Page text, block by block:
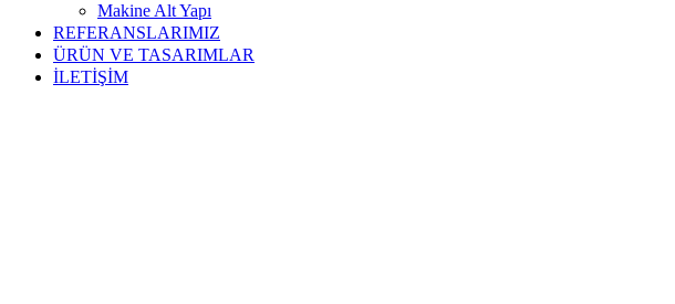
Makine Alt Yapı
REFERANSLARIMIZ
ÜRÜN VE TASARIMLAR
İLETİŞİM